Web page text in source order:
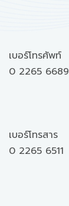
เบอร์โทรศัพท์
0 2265 6689
เบอร์โทรสาร
0 2265 6511